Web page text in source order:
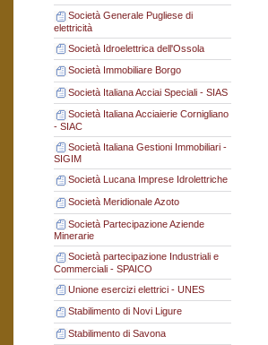
Società Generale Pugliese di
elettricità
Società Idroelettrica dell'Ossola
Società Immobiliare Borgo
Società Italiana Acciai Speciali - SIAS
Società Italiana Acciaierie Cornigliano
- SIAC
Società Italiana Gestioni Immobiliari -
SIGIM
Società Lucana Imprese Idrolettriche
Società Meridionale Azoto
Società Partecipazione Aziende
Minerarie
Società partecipazione Industriali e
Commerciali - SPAICO
Unione esercizi elettrici - UNES
Stabilimento di Novi Ligure
Stabilimento di Savona